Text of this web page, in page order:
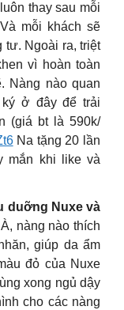
thay sau mỗi
mỗi khách sẽ
tư. Ngoài ra, triệt
vì hoàn toàn
Nàng nào quan
ở đây để trải
(giá bt là 590k/
Na tặng 20 lần
mắn khi like và
duỡng Nuxe và
nàng nào thích
giúp da ẩm
đỏ của Nuxe
xong ngủ dậy
cho các nàng